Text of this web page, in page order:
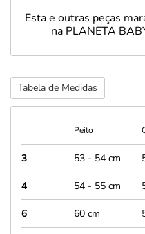
Esta e outras peças
na PLANETA
Tabela de Medidas
Peito
3 53 - 54 cm
4 54 - 55 cm
6 60 cm